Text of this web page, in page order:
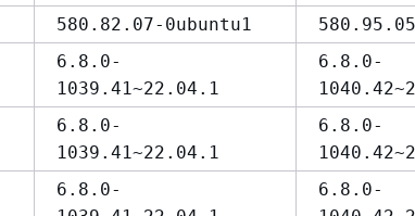
580.82.07-0ubuntu1
6.8.0-
1039.41~22.04.1
6.8.0-
6.8.0-
1039.41~22.04.1
6.8.0-
6.8.0-
6.8.0-